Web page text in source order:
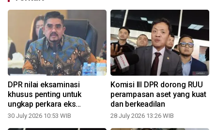
DPR nilai eksaminasi
khusus penting untuk
ungkap perkara eks
Jampidsus
30 July 2026 10:53 WIB
Komisi III DPR dorong RUU
perampasan aset yang kuat
dan berkeadilan
28 July 2026 13:26 WIB